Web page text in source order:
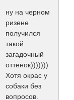
ну на черном
ризене
получился
такой
загадочный
оттенок)))))))
Хотя окрас у
собаки без
вопросов.